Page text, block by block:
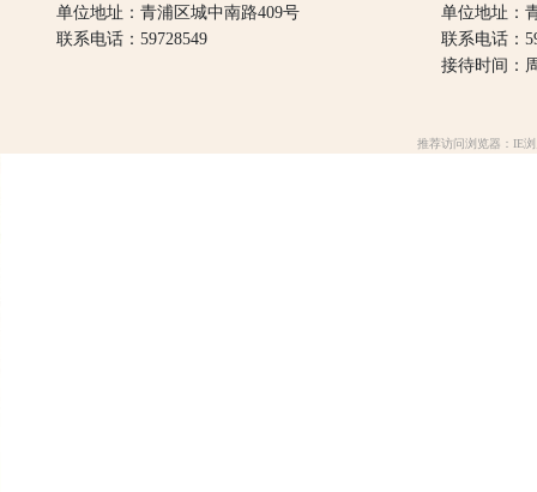
单位地址：青浦区城中南路409号
联系电话：59728549
单位地址：
联系电话：
接待时间：
推荐访问浏览器：IE